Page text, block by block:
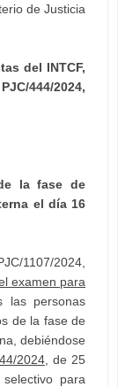
de Justicia
del INTCF,
444/2024,
la fase de
el día 16
1107/2024,
examen para
las personas
de la fase de
debiéndose
2024, de 25
para